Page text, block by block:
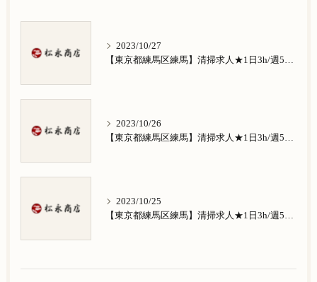
2023/10/27
【東京都練馬区練馬】清掃求人★1日3h/週5日/祝日お休み★谷原在住の方歓迎
2023/10/26
【東京都練馬区練馬】清掃求人★1日3h/週5日/祝日お休み★南田中在住の方歓迎
2023/10/25
【東京都練馬区練馬】清掃求人★1日3h/週5日/祝日お休み★南大泉在住の方歓迎